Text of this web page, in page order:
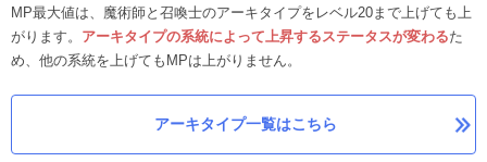
MP最大値は、魔術師と召喚士のアーキタイプをレベル20まで上げても上
がります。 アーキタイプの系統によって 上昇するステータスが変わるた
め、他の系統を上げてもMPは上がりません。
アーキタイプ一覧はこちら